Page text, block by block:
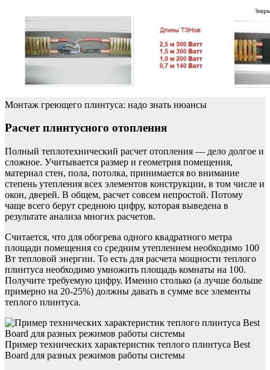
Монтаж греющего плинтуса: надо знать нюансы
Расчет плинтусного отопления
Полный теплотехнический расчет отопления — дело долгое и
сложное. Учитывается размер и геометрия помещения,
материал стен, пола, потолка, принимается во внимание
степень утепления всех элементов конструкции, в том числе и
окон, дверей. В общем, расчет совсем непростой. Потому
чаще всего берут среднюю цифру, которая выведена в
результате анализа многих расчетов.
Считается, что для обогрева одного квадратного метра
площади помещения со средним утеплением необходимо 100
Вт тепловой энергии. То есть для расчета мощности теплого
плинтуса необходимо умножить площадь комнаты на 100.
Получите требуемую цифру. Именно столько (а лучше больше
примерно на 20-25%) должны давать в сумме все элементы
теплого плинтуса.
Пример технических характеристик теплого плинтуса Best
Board для разных режимов работы системы